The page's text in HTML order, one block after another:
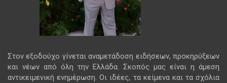
Στον εξοδούχο γίνεται αναμετάδοση ειδήσεων, προκηρύξεων
και νέων από όλη την Ελλάδα. Σκοπός μας είναι η άμεση
αντικειμενική ενημέρωση. Οι ιδέες, τα κείμενα και τα σχόλια